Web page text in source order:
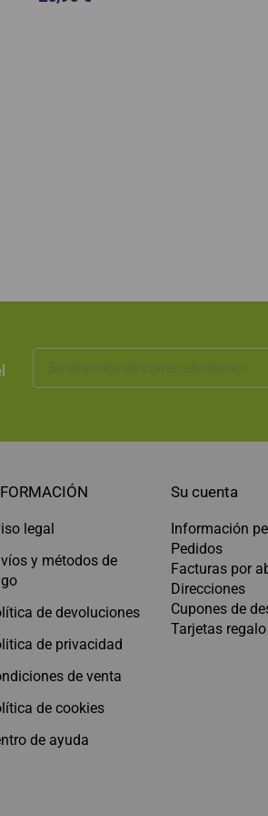
legal
y métodos de
de devoluciones
de privacidad
de venta
de cookies
de ayuda
Su cuenta
Información
Pedidos
Facturas por
Direcciones
Cupones de
Tarjetas regalo